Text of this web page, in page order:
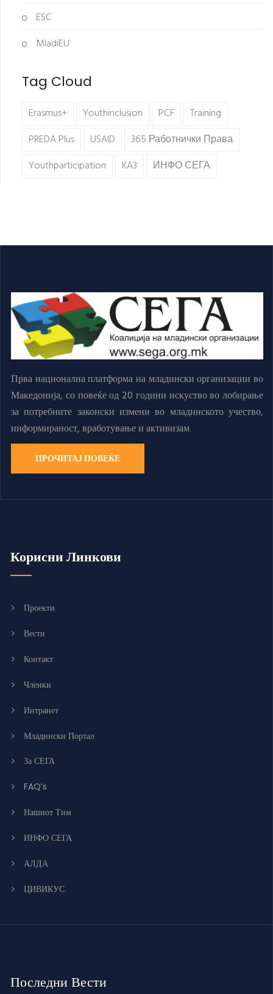
ESC
MladiEU
Tag Cloud
Erasmus+ Youthinclusion PCF
Training
PREDA Plus
USAID
365 Работнички Права
Youthparticipation
KA3 ИНФО СЕГА
Прва национална платформа на младински организации во
Македонија, со повеќе од 20 години искуство во лобирање
за потребните законски измени во младинското учество,
информираност, вработување и активизам.
ПРОЧИТАЈ ПОВЕЌЕ
Корисни Линкови
Проекти
Вести
Контакт
Членки
Интранет
Младински Портал
За СЕГА
FAQ’s
Нашиот Тим
ИНФО СЕГА
АЛДА
ЦИВИКУС
Последни Вести